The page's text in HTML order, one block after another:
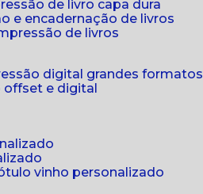
de livro capa dura
e encadernação de livros
de livros
digital grandes formatos
offset e digital
vinho personalizado